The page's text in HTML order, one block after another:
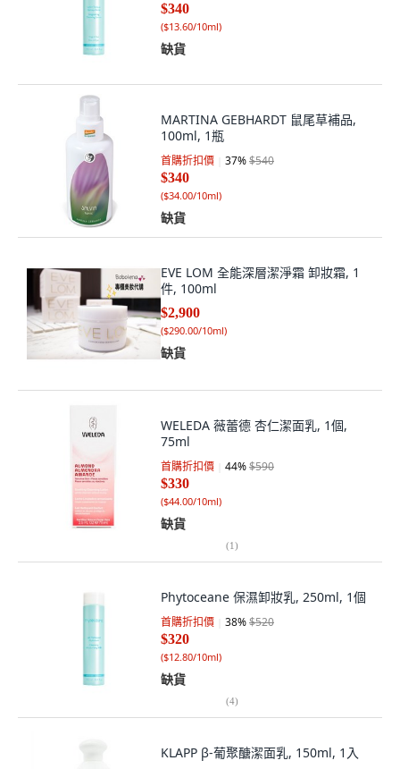
$340
($13.60/10ml)
缺貨
MARTINA GEBHARDT 鼠尾草補品,
100ml, 1瓶
首購折扣價 37%$540
$340
($34.00/10ml)
缺貨
EVE LOM 全能深層潔淨霜 卸妝霜, 1
件, 100ml
$2,900
($290.00/10ml)
缺貨
WELEDA 薇蕾德 杏仁潔面乳, 1個,
75ml
首購折扣價 44%$590
$330
($44.00/10ml)
缺貨
(1)
Phytoceane 保濕卸妝乳, 250ml, 1個
首購折扣價 38%$520
$320
($12.80/10ml)
缺貨
(4)
KLAPP β-葡聚醣潔面乳, 150ml, 1入